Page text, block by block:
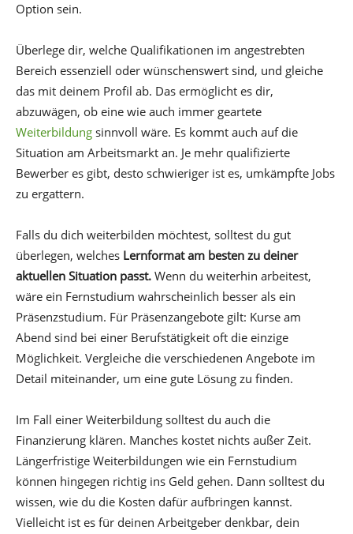
Option sein.
Überlege dir, welche Qualifikationen im angestrebten
Bereich essenziell oder wünschenswert sind, und gleiche
das mit deinem Profil ab. Das ermöglicht es dir,
abzuwägen, ob eine wie auch immer geartete
Weiterbildung sinnvoll wäre. Es kommt auch auf die
Situation am Arbeitsmarkt an. Je mehr qualifizierte
Bewerber es gibt, desto schwieriger ist es, umkämpfte Jobs
zu ergattern.
Falls du dich weiterbilden möchtest, solltest du gut
überlegen, welches Lernformat am besten zu deiner
aktuellen Situation passt. Wenn du weiterhin arbeitest,
wäre ein Fernstudium wahrscheinlich besser als ein
Präsenzstudium. Für Präsenzangebote gilt: Kurse am
Abend sind bei einer Berufstätigkeit oft die einzige
Möglichkeit. Vergleiche die verschiedenen Angebote im
Detail miteinander, um eine gute Lösung zu finden.
Im Fall einer Weiterbildung solltest du auch die
Finanzierung klären. Manches kostet nichts außer Zeit.
Längerfristige Weiterbildungen wie ein Fernstudium
können hingegen richtig ins Geld gehen. Dann solltest du
wissen, wie du die Kosten dafür aufbringen kannst.
Vielleicht ist es für deinen Arbeitgeber denkbar, dein